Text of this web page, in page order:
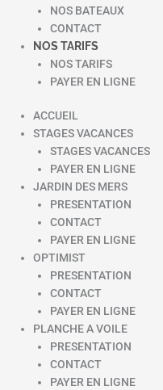
NOS BATEAUX
CONTACT
NOS TARIFS
NOS TARIFS
PAYER EN LIGNE
ACCUEIL
STAGES VACANCES
STAGES VACANCES
PAYER EN LIGNE
JARDIN DES MERS
PRESENTATION
CONTACT
PAYER EN LIGNE
OPTIMIST
PRESENTATION
CONTACT
PAYER EN LIGNE
PLANCHE A VOILE
PRESENTATION
CONTACT
PAYER EN LIGNE